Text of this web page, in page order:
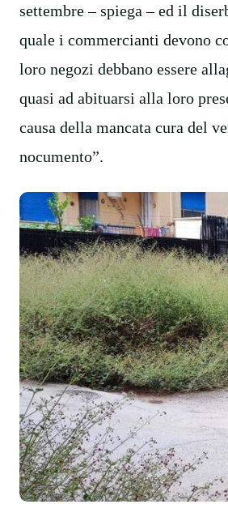
settembre – spiega – ed il
quale i commercianti devono
loro negozi debbano essere
quasi ad abituarsi alla loro
causa della mancata cura del
nocumento”.